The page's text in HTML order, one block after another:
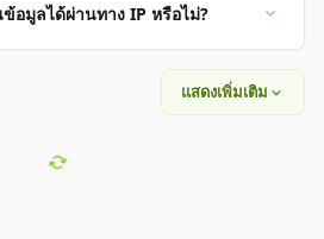
อมูลได้ผ่านทาง IP หรือไม่?
ทีมสนับสนุนสามารถช่วยได้.แสดงเพิ่มเติม